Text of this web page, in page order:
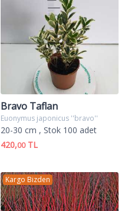
Bravo Taflan
Euonymus japonicus ''bravo''
20-30 cm , Stok 100 adet
420,00TL
Kargo Bizden